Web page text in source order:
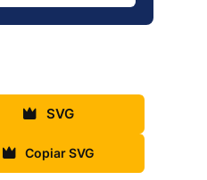
SVG
Copiar SVG